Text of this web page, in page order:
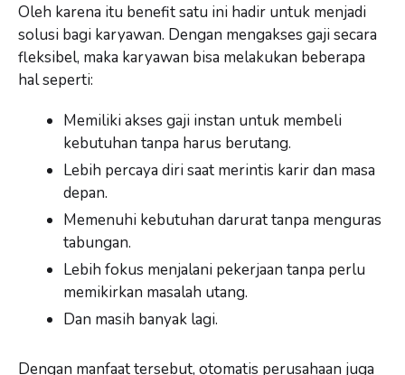
Oleh karena itu benefit satu ini hadir untuk menjadi
solusi bagi karyawan. Dengan mengakses gaji secara
fleksibel, maka karyawan bisa melakukan beberapa
hal seperti:
Memiliki akses gaji instan untuk membeli
kebutuhan tanpa harus berutang.
Lebih percaya diri saat merintis karir dan masa
depan.
Memenuhi kebutuhan darurat tanpa menguras
tabungan.
Lebih fokus menjalani pekerjaan tanpa perlu
memikirkan masalah utang.
Dan masih banyak lagi.
Dengan manfaat tersebut, otomatis perusahaan juga